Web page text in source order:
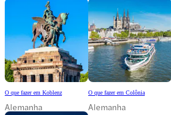
O que fazer em Koblenz
Alemanha
O que fazer em Colônia
Alemanha